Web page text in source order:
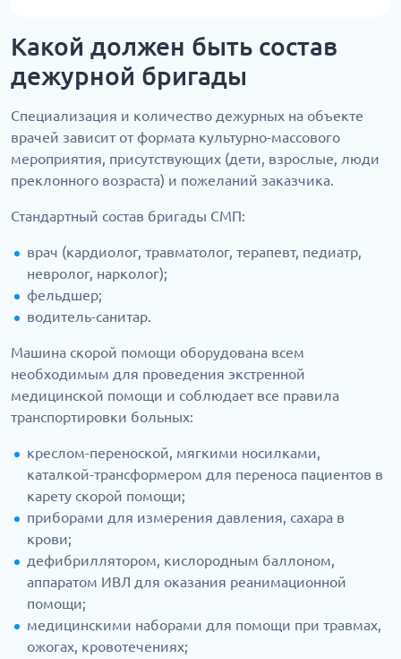
Какой должен быть состав
дежурной бригады
Специализация и количество дежурных на объекте
врачей зависит от формата культурно-массового
мероприятия, присутствующих (дети, взрослые, люди
преклонного возраста) и пожеланий заказчика.
Стандартный состав бригады СМП:
врач (кардиолог, травматолог, терапевт, педиатр,
невролог, нарколог);
фельдшер;
водитель-санитар.
Машина скорой помощи оборудована всем
необходимым для проведения экстренной
медицинской помощи и соблюдает все правила
транспортировки больных:
креслом-переноской, мягкими носилками,
каталкой-трансформером для переноса пациентов в
карету скорой помощи;
приборами для измерения давления, сахара в
крови;
дефибриллятором, кислородным баллоном,
аппаратом ИВЛ для оказания реанимационной
помощи;
медицинскими наборами для помощи при травмах,
ожогах, кровотечениях;